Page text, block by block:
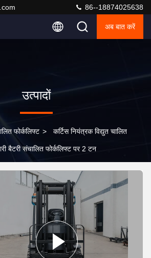
86--18874025638
अब बात करें
उत्पादों
फोर्कलिफ्ट > कर्टिस नियंत्रक विद्युत चालित
बैटरी संचालित फोर्कलिफ्ट पर 2 टन